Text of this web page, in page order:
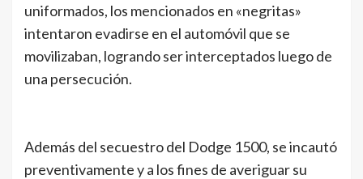
uniformados, los mencionados en «negritas»
intentaron evadirse en el automóvil que se
movilizaban, logrando ser interceptados luego de
una persecución.
Además del secuestro del Dodge 1500, se incautó
preventivamente y a los fines de averiguar su